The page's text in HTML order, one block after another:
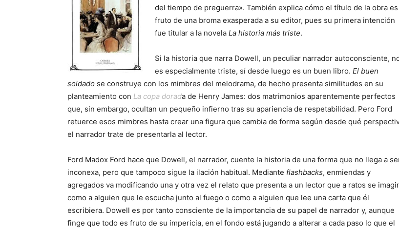
del tiempo de preguerra». También explica cómo el título de la obra es
fruto de una broma exasperada a su editor, pues su primera intención
fue titular a la novela La historia más triste.
Si la historia que narra Dowell, un peculiar narrador autoconsciente,
es especialmente triste, sí desde luego es un buen libro. El buen
soldado se construye con los mimbres del melodrama, de hecho presenta similitudes en su
planteamiento con La copa dorada de Henry James: dos matrimonios aparentemente perfectos
que, sin embargo, ocultan un pequeño infierno tras su apariencia de respetabilidad. Pero Ford
retuerce esos mimbres hasta crear una figura que cambia de forma según desde qué
el narrador trate de presentarla al lector.
Ford Madox Ford hace que Dowell, el narrador, cuente la historia de una forma que no llega a
inconexa, pero que tampoco sigue la ilación habitual. Mediante flashbacks, enmiendas y
agregados va modificando una y otra vez el relato que presenta a un lector que a ratos se
como a alguien que le escucha junto al fuego o como a alguien que lee una carta que él
escribiera. Dowell es por tanto consciente de la importancia de su papel de narrador y, aunque
finge que todo es fruto de su impericia, en el fondo está jugando a alterar a cada paso lo que el